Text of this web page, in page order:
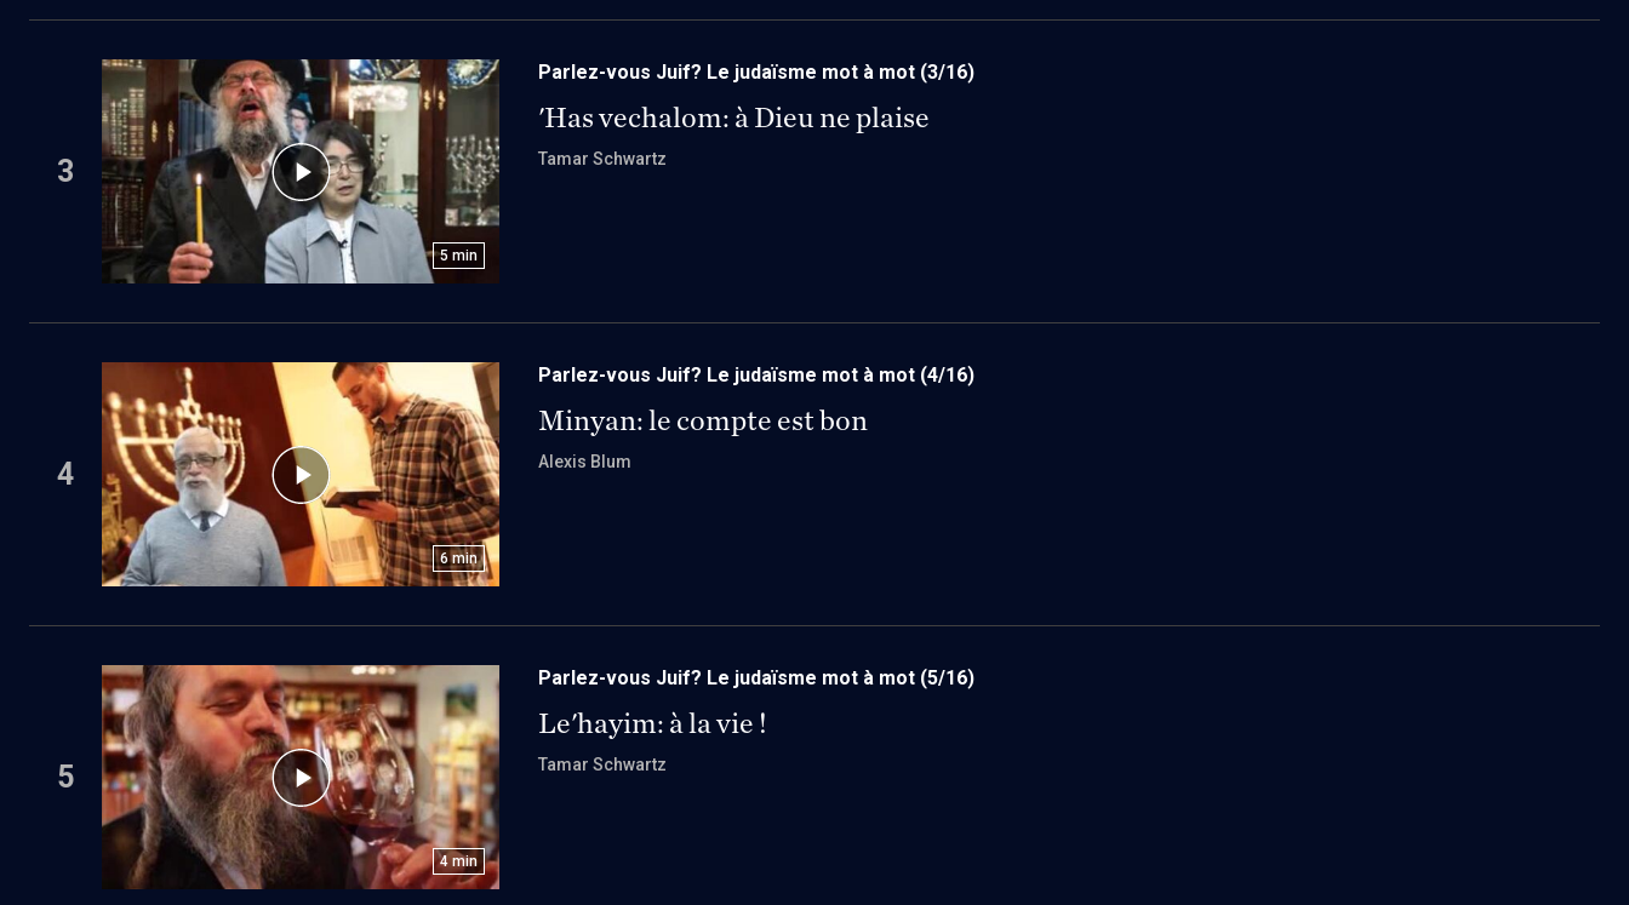
3
5 min
Parlez-vous Juif? Le judaïsme mot à mot (3/16)
'Has vechalom: à Dieu ne plaise
Tamar Schwartz
4
6 min
Parlez-vous Juif? Le judaïsme mot à mot (4/16)
Minyan: le compte est bon
Alexis Blum
5
4 min
Parlez-vous Juif? Le judaïsme mot à mot (5/16)
Le'hayim: à la vie !
Tamar Schwartz